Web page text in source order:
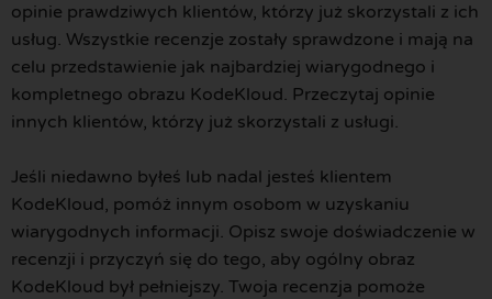
opinie prawdziwych klientów, którzy już skorzystali z ich
usług. Wszystkie recenzje zostały sprawdzone i mają na
celu przedstawienie jak najbardziej wiarygodnego i
kompletnego obrazu KodeKloud. Przeczytaj opinie
innych klientów, którzy już skorzystali z usługi.
Jeśli niedawno byłeś lub nadal jesteś klientem
KodeKloud, pomóż innym osobom w uzyskaniu
wiarygodnych informacji. Opisz swoje doświadczenie w
recenzji i przyczyń się do tego, aby ogólny obraz
KodeKloud był pełniejszy. Twoja recenzja pomoże